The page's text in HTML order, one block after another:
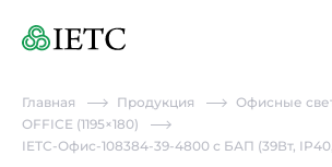
Главная Продукция
Офисные
OFFICE (1195×180)
IETC-Офис-108384-39-4800 с БАП (39Вт,